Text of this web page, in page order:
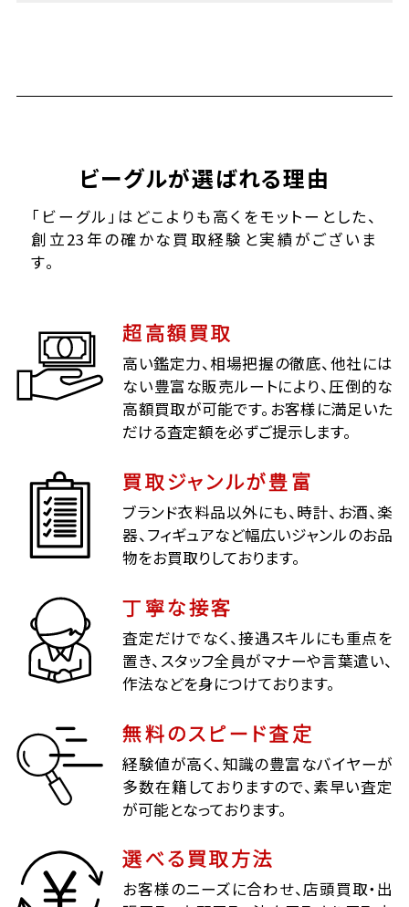
ビーグルが選ばれる理由
「ビーグル」はどこよりも高くをモットーとした、
創立23年の確かな買取経験と実績がございま
す。
超高額買取
高い鑑定力、相場把握の徹底、他社には
ない豊富な販売ルートにより、圧倒的な
高額買取が可能です。お客様に満足いた
だける査定額を必ずご提示します。
買取ジャンルが豊富
ブランド衣料品以外にも、時計、お酒、楽
器、フィギュアなど幅広いジャンルのお品
物をお買取りしております。
丁寧な接客
査定だけでなく、接遇スキルにも重点を
置き、スタッフ全員がマナーや言葉遣い、
作法などを身につけております。
無料のスピード査定
経験値が高く、知識の豊富なバイヤーが
多数在籍しておりますので、素早い査定
が可能となっております。
選べる買取方法
お客様のニーズに合わせ、店頭買取・出